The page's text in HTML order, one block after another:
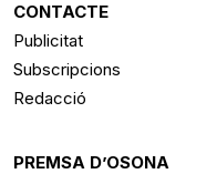
CONTACTE
Publicitat
Subscripcions
Redacció
PREMSA D’OSONA